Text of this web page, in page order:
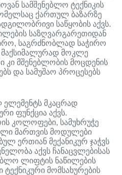
სამშენებლო ტექნიკის
ქართულ ბაზარზე
საწყობის აქვს.
საზღვარგარეთიდან
საგრძნობლად საჭირო
მაქსიმალურად მოკლე
მშენებლობის მოცდენის
და სამუშაო პროცესებს
ელემენტს მკაცრად
ფუნქცია აქვს.
კოლოფები, სამუხრუჭე
მართვის მოდულები
ერთიან მექანიკურ ჯაჭვს
აქვს ჩანაცვლებისას
ლიფტის ნაწილების
მომსახურების